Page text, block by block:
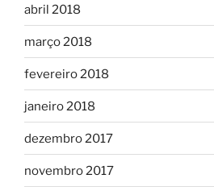
abril 2018
março 2018
fevereiro 2018
janeiro 2018
dezembro 2017
novembro 2017